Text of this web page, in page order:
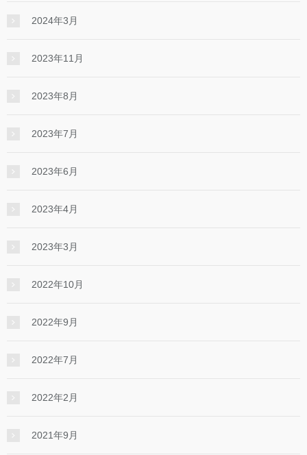
2024年3月
2023年11月
2023年8月
2023年7月
2023年6月
2023年4月
2023年3月
2022年10月
2022年9月
2022年7月
2022年2月
2021年9月